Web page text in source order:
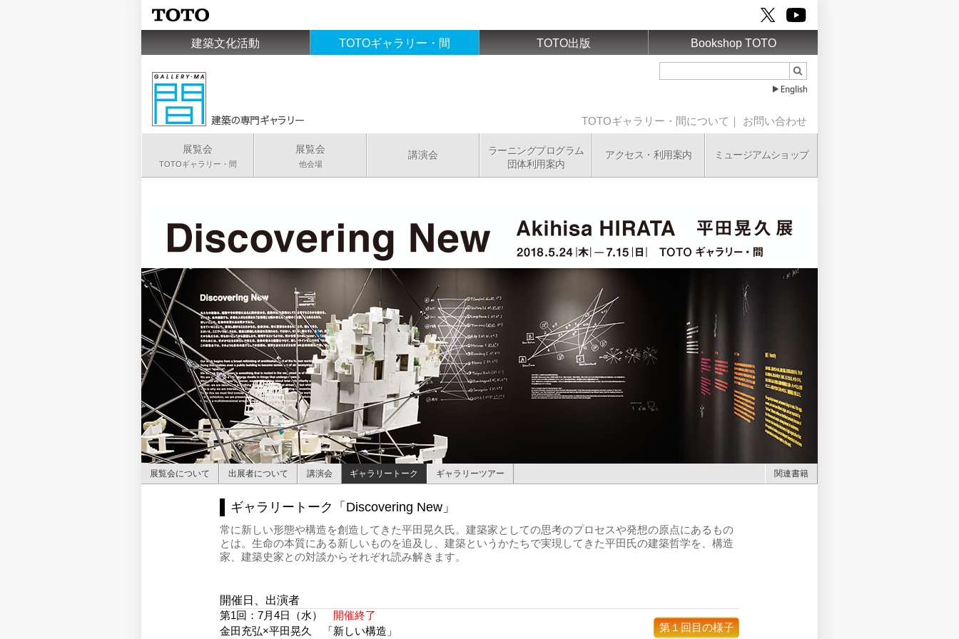
建築文化活動 TOTOギャラリー・間 TOTO出版 Bookshop TOTO
TOTOギャラリー・間について お問い合わせ
展覧会
TOTOギャラリー・間
展覧会
他会場
講演会
ラーニングプログラム
団体利用案内
アクセス・利用案内 ミュージアムショップ
展覧会について 出展者について 講演会 ギャラリートーク ギャラリーツアー 関連書籍
ギャラリートーク「Discovering New」
常に新しい形態や構造を創造してきた平田晃久氏。建築家としての思考のプロセスや発想の原点にあるもの
とは。生命の本質にある新しいものを追及し、建築というかたちで実現してきた平田氏の建築哲学を、構造
家、建築史家との対談からそれぞれ読み解きます。
開催日、出演者
第1回：7月4日（水）
開催終了
金田充弘×平田晃久 「新しい構造」
第１回目の様子